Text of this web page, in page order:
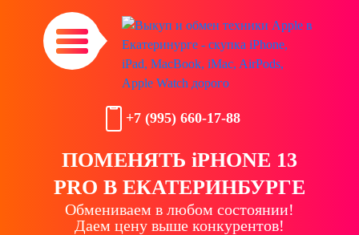
+7 (995) 660-17-88
ПОМЕНЯТЬ iPHONE 13
PRO В ЕКАТЕРИНБУРГЕ
Обмениваем в любом состоянии!
Даем цену выше конкурентов!